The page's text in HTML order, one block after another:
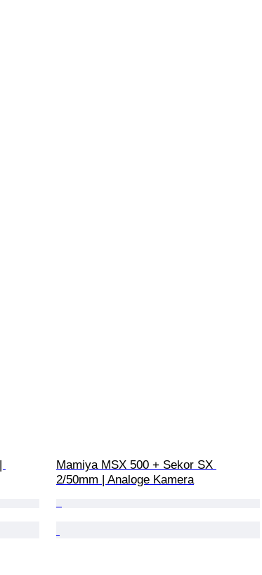
Mamiya MSX 500 + Sekor SX
2/50mm | Analoge Kamera